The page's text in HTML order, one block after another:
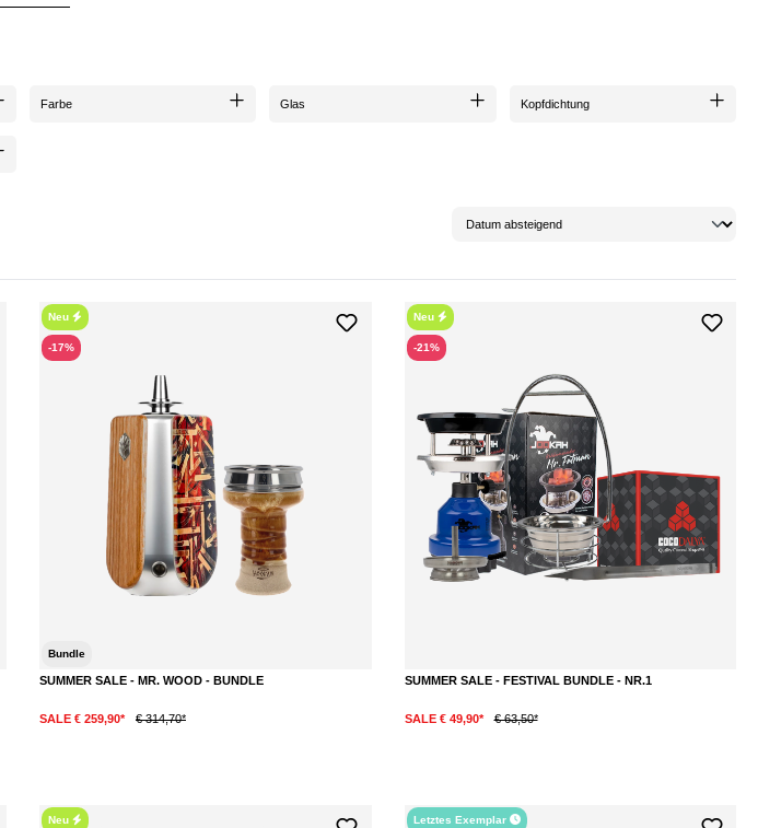
Farbe Glas Kopfdichtung
Neu
-17%
Bundle
SUMMER SALE - MR. WOOD - BUNDLE
SALE € 259,90* € 314,70*
Neu
-21%
SUMMER SALE - FESTIVAL BUNDLE - NR.1
SALE € 49,90* € 63,50*
Neu Letztes Exemplar